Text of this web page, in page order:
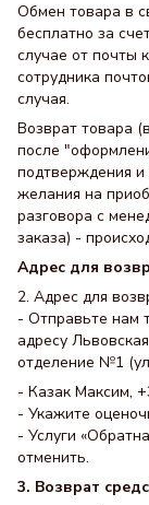
Обмен товара в
бесплатно за
случае от почты
сотрудника
случая.
Возврат товара
после
подтверждения и
желания на
разговора с
заказа) -
Адрес для
2. Адрес для
- Отправьте нам
адресу
отделение №1
- Казак Максим,
- Укажите
- Услуги
отменить.
3. Возврат